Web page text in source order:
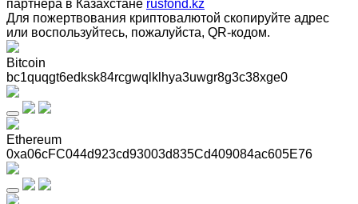
партнера в Казахстане rusfond.kz
Для пожертвования криптовалютой скопируйте адрес
или воспользуйтесь, пожалуйста, QR-кодом.
Bitcoin
bc1quqgt6edksk84rcgwqlklhya3uwgr8g3c38xge0
Ethereum
0xa06cFC044d923cd93003d835Cd409084ac605E76